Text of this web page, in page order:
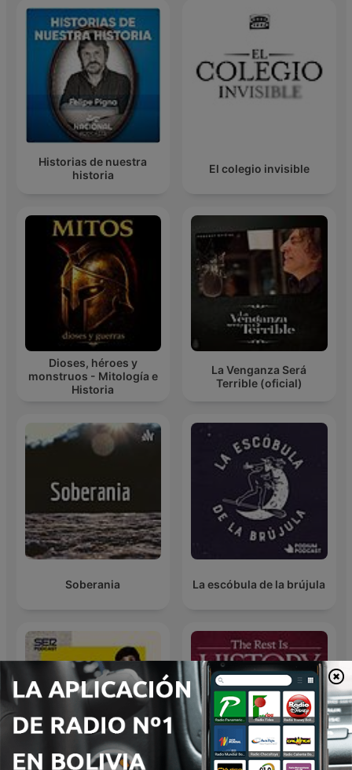
Historias de nuestra
historia
El colegio invisible
Dioses, héroes y
monstruos - Mitología e
Historia
La Venganza Será
Terrible (oficial)
Soberania La escóbula de la brújula